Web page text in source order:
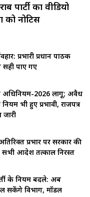
का वीडियो
को नोटिस
प्रभारी प्रधान पाठक
पाए गए
अधिनियम-2026 लागू; अवैध
भी हुए प्रभावी, राजपत्र
प्रभार पर सरकार की
सभी आदेश तत्काल निरस्त
के नियम बदले: अब
सकेंगे विभाग, मॉडल